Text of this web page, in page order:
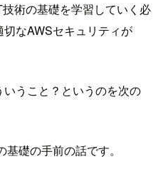
術の基礎を学習していく必
なAWSセキュリティが
うこと？というのを次の
礎の手前の話です。